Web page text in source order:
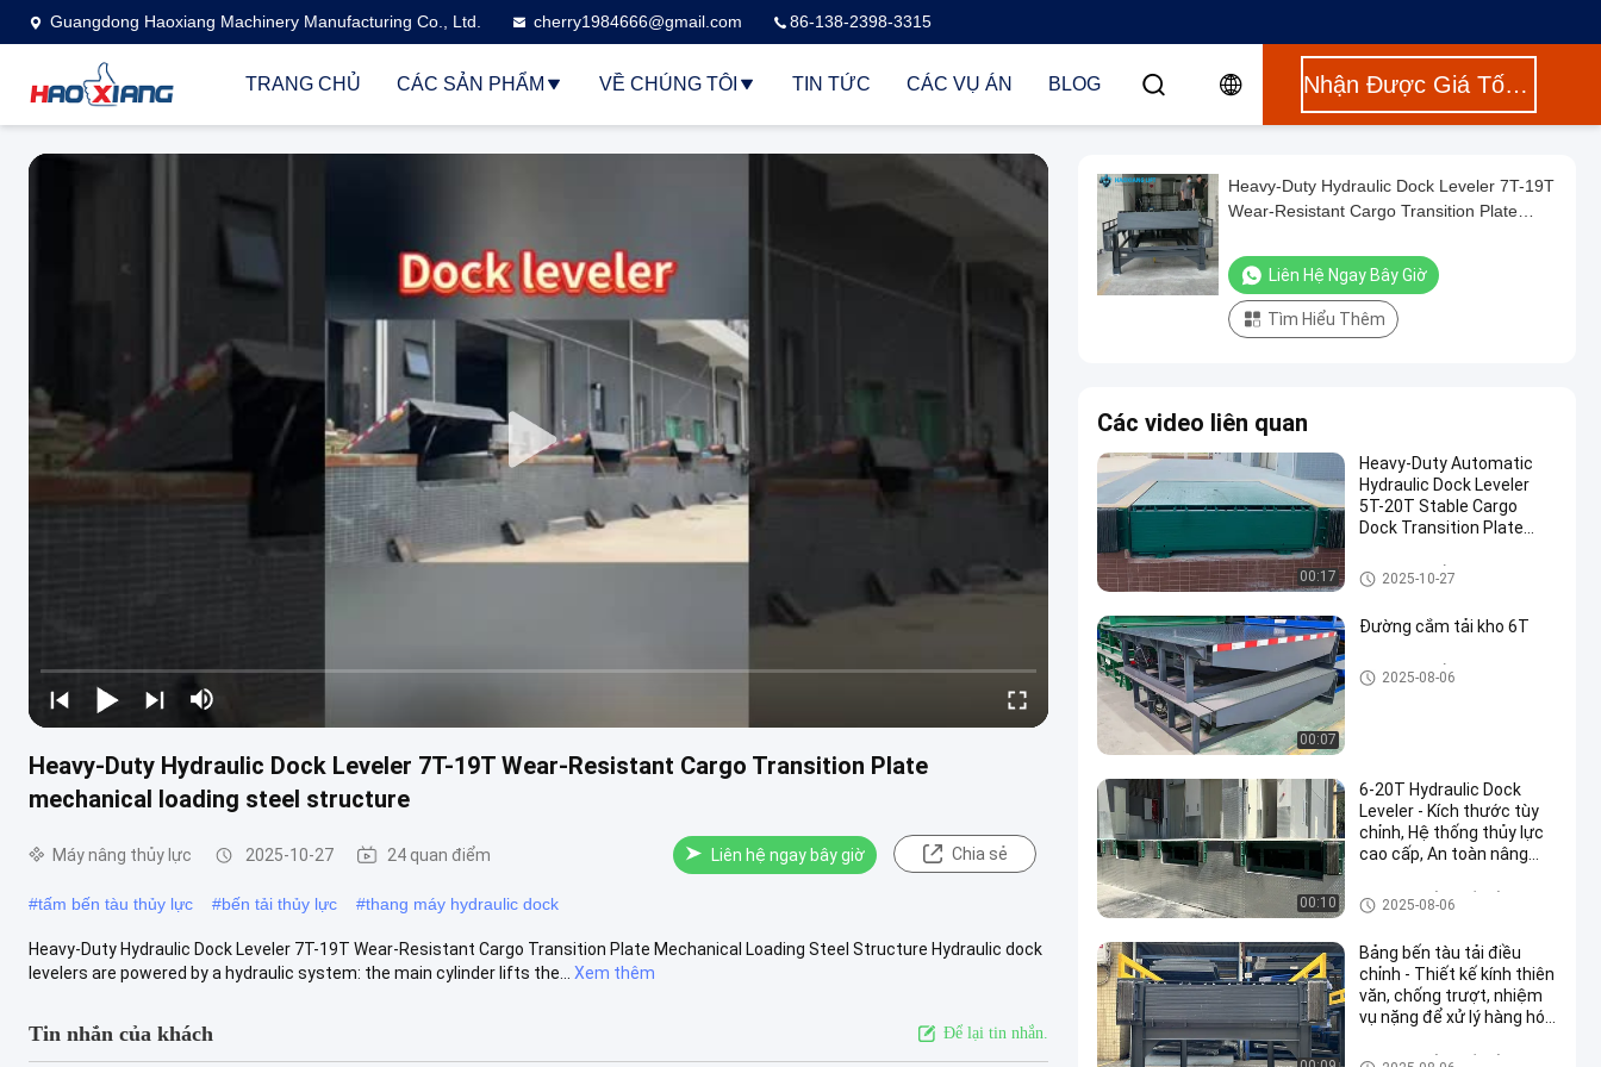
Guangdong Haoxiang Machinery Manufacturing Co., Ltd. cherry1984666@gmail.com 86-138-2398-3315
TRANG CHỦ CÁC SẢN PHẨM VỀ CHÚNG TÔI TIN TỨC CÁC VỤ ÁN BLOG Nhận Được Giá Tốt Nhất
Heavy-Duty Hydraulic Dock Leveler 7T-19T Wear-Resistant Cargo Transition Plate
mechanical loading steel structure
Máy nâng thủy lực 2025-10-27 24 quan điểm Liên hệ ngay bây giờ Chia sẻ
#tấm bến tàu thủy lực #bến tải thủy lực #thang máy hydraulic dock
Heavy-Duty Hydraulic Dock Leveler 7T-19T Wear-Resistant Cargo Transition Plate Mechanical Loading Steel Structure Hydraulic dock
levelers are powered by a hydraulic system: the main cylinder lifts the...
Xem thêm
Tin nhắn của khách Để lại tin nhắn.
Heavy-Duty Hydraulic Dock Leveler 7T-19T
Wear-Resistant Cargo Transition Plate
Liên Hệ Ngay Bây Giờ
Tìm Hiểu Thêm
Các video liên quan
00:17
Heavy-Duty Automatic
Hydraulic Dock Leveler
5T-20T Stable Cargo
Dock Transition Plate
Máy nâng thủy lực
2025-10-27
00:07
Đường cắm tải kho 6T
Máy nâng thủy lực
2025-08-06
00:10
6-20T Hydraulic Dock
Leveler - Kích thước tùy
chỉnh, Hệ thống thủy lực
cao cấp, An toàn nâng
nghiệp
Máy làm mảng bến cảng kho
2025-08-06
Bảng bến tàu tải điều
chỉnh - Thiết kế kính thiên
văn, chống trượt, nhiệm
vụ nặng để xử lý hàng hóa
Máy làm mảng bến cảng kho